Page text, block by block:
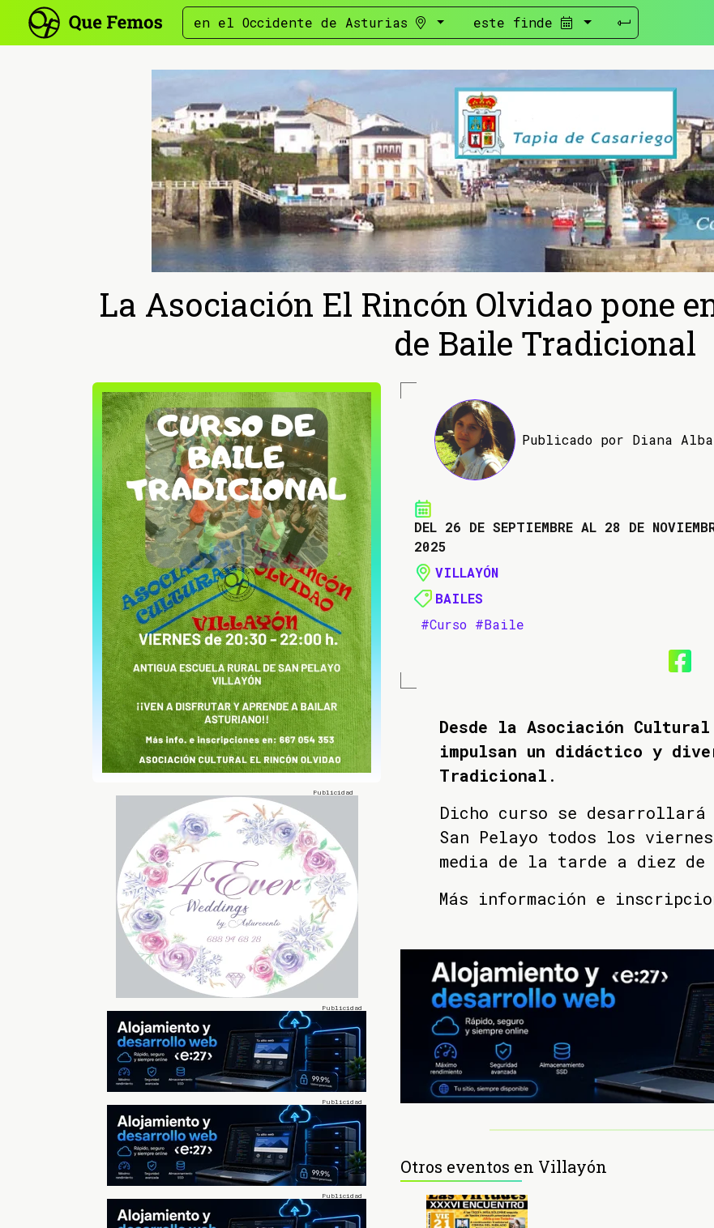
en el Occidente de Asturias este finde
La Asociación El Rincón Olvidao pone
de Baile Tradicional
Publicado por Diana
DEL 26 DE SEPTIEMBRE AL 28 DE
2025
VILLAYÓN
BAILES
#Curso #Baile
Desde la Asociación
impulsan un didáctico y
Tradicional .
Dicho curso se
San Pelayo todos los
media de la tarde a diez de
Más información e
Otros eventos en Villayón